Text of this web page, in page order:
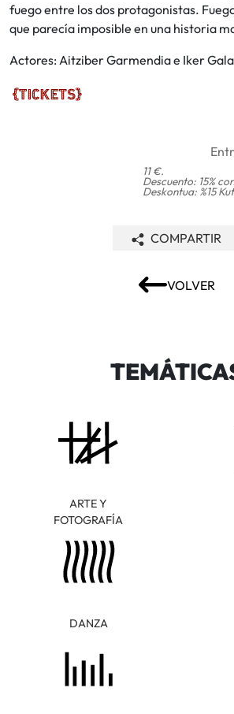
fuego entre los dos protagonistas.
que parecía imposible en una historia
Actores: Aitziber Garmendia e Iker
11 €.
Descuento: 15%
Deskontua: %15
VOLVER
COMPARTIR
ARTE Y
FOTOGRAFÍA
DANZA